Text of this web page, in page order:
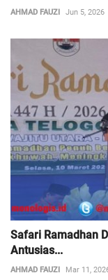
AHMAD FAUZI Jun 5, 2026
Safari Ramadhan
Antusias...
AHMAD FAUZI Mar 11,